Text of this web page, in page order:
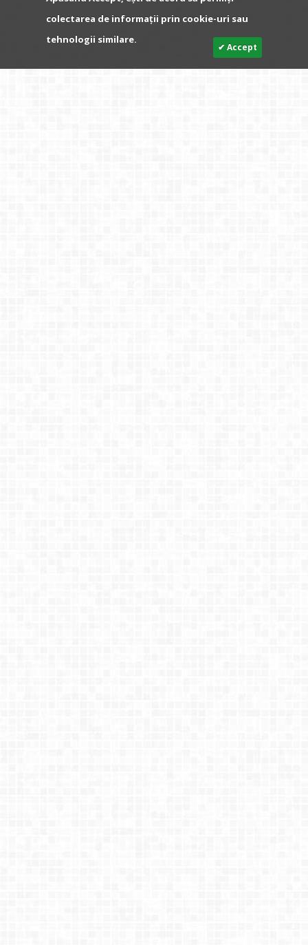
colectarea de informații prin cookie-uri sau
tehnologii similare.
✔ Accept